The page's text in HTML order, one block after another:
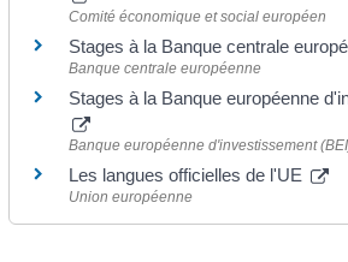
Comité économique et social européen
Stages à la Banque centrale
Banque centrale européenne
Stages à la Banque européenne
Banque européenne d'investissement
Les langues officielles de l'UE
Union européenne